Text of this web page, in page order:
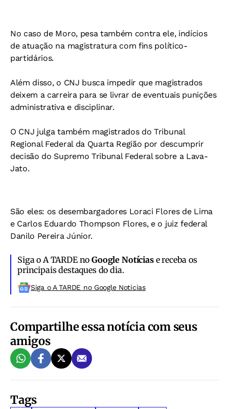
No caso de Moro, pesa também contra ele, indícios
de atuação na magistratura com fins político-
partidários.
Além disso, o CNJ busca impedir que magistrados
deixem a carreira para se livrar de eventuais punições
administrativa e disciplinar.
O CNJ julga também magistrados do Tribunal
Regional Federal da Quarta Região por descumprir
decisão do Supremo Tribunal Federal sobre a Lava-
Jato.
São eles: os desembargadores Loraci Flores de Lima
e Carlos Eduardo Thompson Flores, e o juiz federal
Danilo Pereira Júnior.
Siga o A TARDE noGoogle Notíciase receba os
principais destaques do dia.
Siga o A TARDE no Google Noticias
Compartilhe essa notícia com seus
amigos
Tags